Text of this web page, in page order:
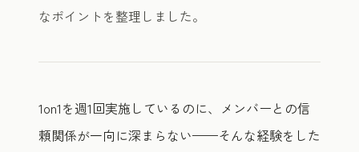
なポイントを整理しました。
1on1を週1回実施しているのに、メンバーとの信
頼関係が一向に深まらない——そんな経験をした